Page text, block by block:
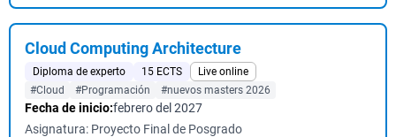
Cloud Computing Architecture
Diploma de experto 15 ECTS
Live online
#Cloud
#Programación #nuevos masters 2026
Fecha de inicio:febrero del 2027
Asignatura: Proyecto Final de Posgrado